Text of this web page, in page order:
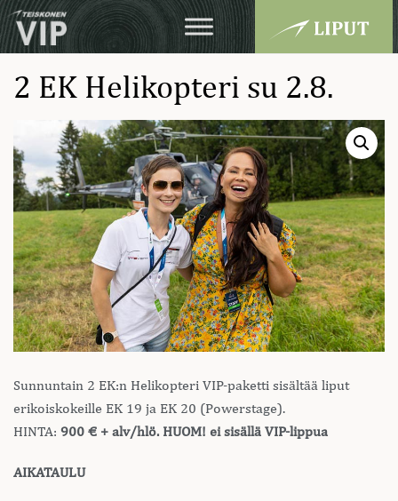
2 EK Helikopteri su 2.8.
Sunnuntain 2 EK:n Helikopteri VIP-paketti sisältää liput
erikoiskokeille EK 19 ja EK 20 (Powerstage).
HINTA: 900 € + alv/hlö. HUOM! ei sisällä VIP-lippua
AIKATAULU